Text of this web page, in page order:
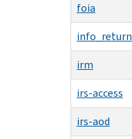
foia
info_return
irm
irs-access
irs-aod